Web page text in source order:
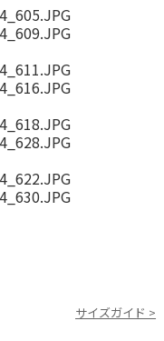
サイズガイド >